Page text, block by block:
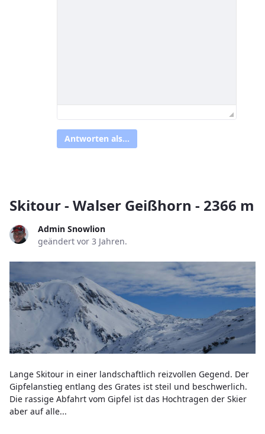
Antworten als...
Skitour - Walser Geißhorn - 2366 m
Admin Snowlion
geändert vor 3 Jahren.
Lange Skitour in einer landschaftlich reizvollen Gegend. Der
Gipfelanstieg entlang des Grates ist steil und beschwerlich.
Die rassige Abfahrt vom Gipfel ist das Hochtragen der Skier
aber auf alle...